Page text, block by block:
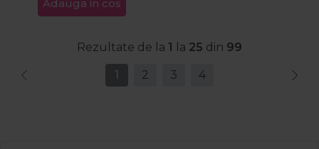
Adauga in cos
Rezultate de la 1 la 25 din 99
1 2 3 4